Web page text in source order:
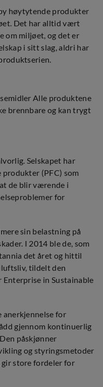
høytytende produkter
Det har alltid vært
om miljøet, og det er
i sitt slag, aldri har
Alle produktene
brennbare og kan trygt
Selskapet har
(PFC) som
de blir værende i
for
sin belastning på
I 2014 ble de, som
det året og hittil
tildelt den
Enterprise in Sustainable
anerkjennelse for
gjennom kontinuerlig
påskjønner
og styringsmetoder
gir store fordeler for